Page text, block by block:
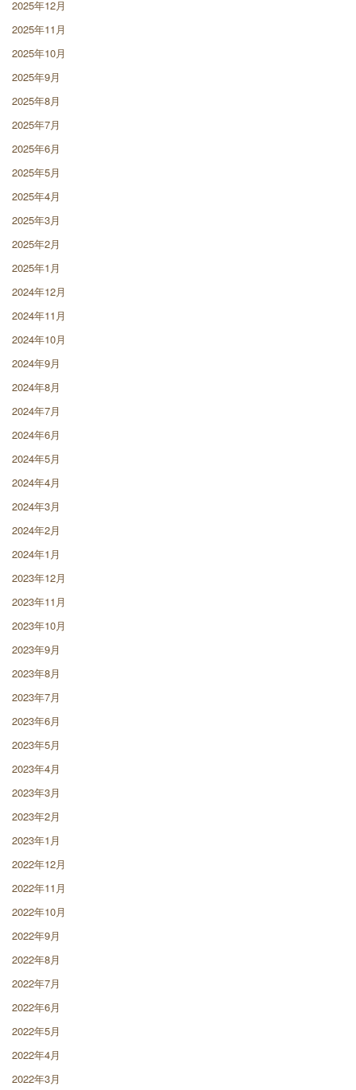
2025年12月
2025年11月
2025年10月
2025年9月
2025年8月
2025年7月
2025年6月
2025年5月
2025年4月
2025年3月
2025年2月
2025年1月
2024年12月
2024年11月
2024年10月
2024年9月
2024年8月
2024年7月
2024年6月
2024年5月
2024年4月
2024年3月
2024年2月
2024年1月
2023年12月
2023年11月
2023年10月
2023年9月
2023年8月
2023年7月
2023年6月
2023年5月
2023年4月
2023年3月
2023年2月
2023年1月
2022年12月
2022年11月
2022年10月
2022年9月
2022年8月
2022年7月
2022年6月
2022年5月
2022年4月
2022年3月